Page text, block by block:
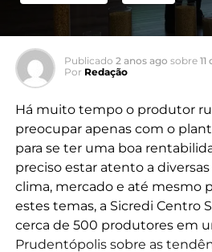
Publicado 2 anos ago sobre
Por Redação
Há muito tempo o produtor
preocupar apenas com o
para se ter uma boa
preciso estar atento a
clima, mercado e até mesmo
estes temas, a Sicredi Centro
cerca de 500 produtores em
Prudentópolis sobre as